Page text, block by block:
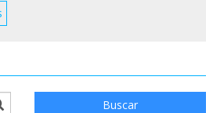
Buscar